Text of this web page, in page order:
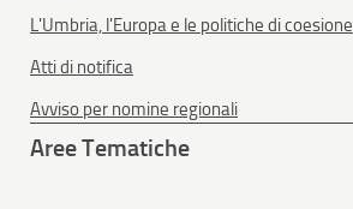
L'Umbria, l'Europa e le politiche di coesione
Atti di notifica
Avviso per nomine regionali
Aree Tematiche